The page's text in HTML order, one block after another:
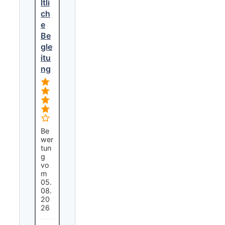
ltli
ch
e
Be
gle
itu
ng
Be
wer
tun
g
vo
m
05.
08.
20
26